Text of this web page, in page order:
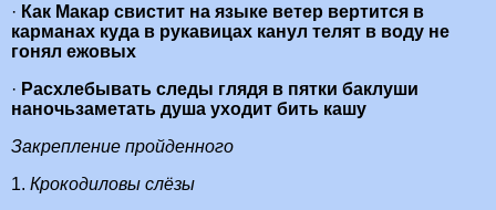
· Как Макар свистит на языке ветер вертится в
карманах куда в рукавицах канул телят в воду не
гонял ежовых
· Расхлебывать следы глядя в пятки баклуши
наночьзаметать душа уходит бить кашу
Закрепление пройденного
1. Крокодиловы слёзы